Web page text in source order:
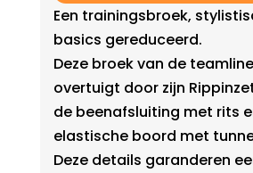
Een trainingsbroek,
basics gereduceerd.
Deze broek van de teamline
overtuigt door zijn
de beenafsluiting met rits
elastische boord met
Deze details garanderen